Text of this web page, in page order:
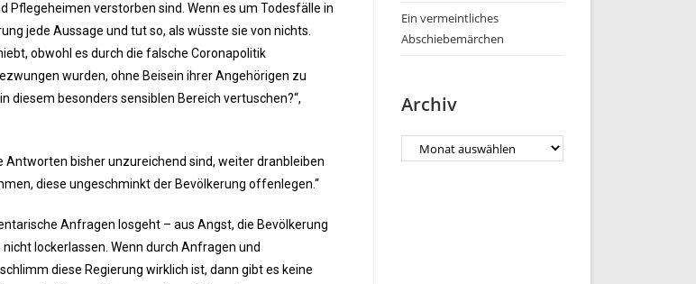
verstorben sind. Wenn es um Todesfälle in
jede Aussage und tut so, als wüsste sie von nichts.
obwohl es durch die falsche Coronapolitik
wurden, ohne Beisein ihrer Angehörigen zu
diesem besonders sensiblen Bereich vertuschen?“,
Antworten bisher unzureichend sind, weiter dranbleiben
diese ungeschminkt der Bevölkerung offenlegen.“
Anfragen losgeht – aus Angst, die Bevölkerung
lockerlassen. Wenn durch Anfragen und
diese Regierung wirklich ist, dann gibt es keine
Ein vermeintliches
Abschiebemärchen
Archiv